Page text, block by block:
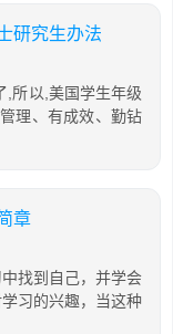
研究生办法
,所以,美国学生年级
理、有成效、勤钻
章
找到自己，并学会
习的兴趣，当这种